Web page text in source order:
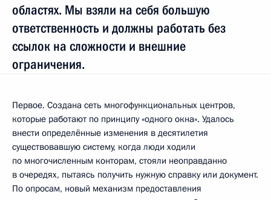
областях. Мы взяли на себя большую
ответственность и должны работать без
ссылок на сложности и внешние
ограничения.
Первое. Создана сеть многофункциональных центров,
которые работают по принципу «одного окна». Удалось
внести определённые изменения в десятилетия
существовавшую систему, когда люди ходили
по многочисленным конторам, стояли неоправданно
в очередях, пытаясь получить нужную справку или документ.
По опросам, новый механизм предоставления